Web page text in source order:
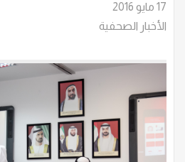
17 مايو 2016
الأخبار الصحفية